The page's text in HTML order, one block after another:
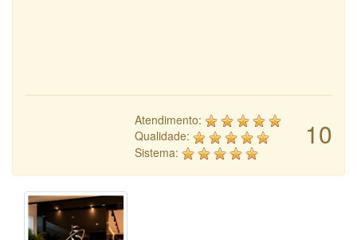
10
Atendimento:
Qualidade:
Sistema: